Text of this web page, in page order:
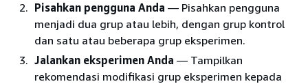
Pisahkan pengguna Anda — Pisahkan pengguna
menjadi dua grup atau lebih, dengan grup kontrol
dan satu atau beberapa grup eksperimen.
Jalankan eksperimen Anda — Tampilkan
rekomendasi modifikasi grup eksperimen kepada